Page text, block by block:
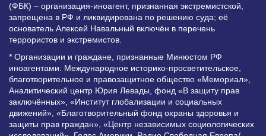
(ФБК) – организация-иноагент, признанная экстремистской,
запрещена в РФ и ликвидирована по решению суда; её
основатель Алексей Навальный включён в перечень
террористов и экстремистов.
* Организации и граждане, признанные Минюстом РФ
иноагентами: Международное историко-просветительское,
благотворительное и правозащитное общество «Мемориал»,
Аналитический центр Юрия Левады, фонд «В защиту прав
заключённых», «Институт глобализации и социальных
движений», «Благотворительный фонд охраны здоровья и
защиты прав граждан», «Центр независимых социологических